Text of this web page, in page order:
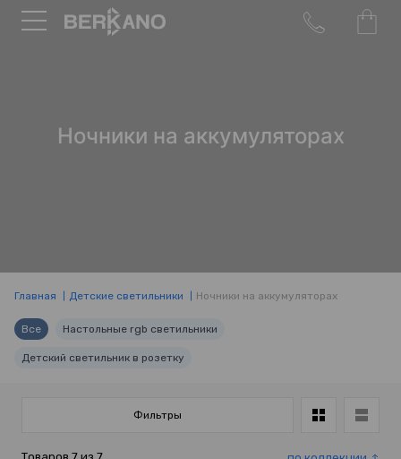
Ночники на аккумуляторах
Главная Детские светильники Ночники на аккумуляторах
Все Настольные rgb светильники
Детский светильник в розетку
Фильтры